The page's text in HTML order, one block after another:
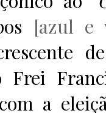
[azul e
Frei
a